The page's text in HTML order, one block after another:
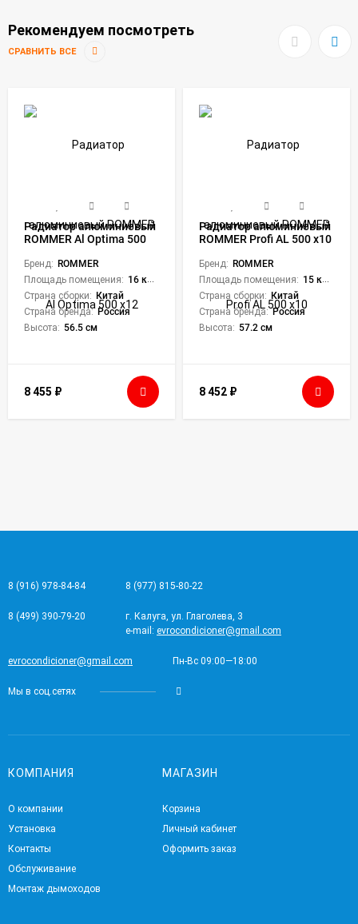
Рекомендуем посмотреть
СРАВНИТЬ ВСЕ
Радиатор алюминиевый
ROMMER Al Optima 500
Бренд: ROMMER
Площадь помещения: 16 кв. м.
Страна сборки: Китай
Страна бренда: Россия
Высота: 56.5 см
8 455 ₽
Радиатор алюминиевый
ROMMER Profi AL 500 x10
Бренд: ROMMER
Площадь помещения: 15 кв. м.
Страна сборки: Китай
Страна бренда: Россия
Высота: 57.2 см
8 452 ₽
8 (916) 978-84-84 8 (977) 815-80-22
8 (499) 390-79-20
г. Калуга, ул. Глаголева, 3
e-mail: evrocondicioner@gmail.com
evrocondicioner@gmail.com Пн-Вс 09:00—18:00
Мы в соц.сетях
КОМПАНИЯ
О компании
Установка
Контакты
Обслуживание
Монтаж дымоходов
МАГАЗИН
Корзина
Личный кабинет
Оформить заказ